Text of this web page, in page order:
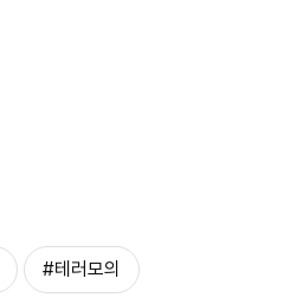
#테러모의